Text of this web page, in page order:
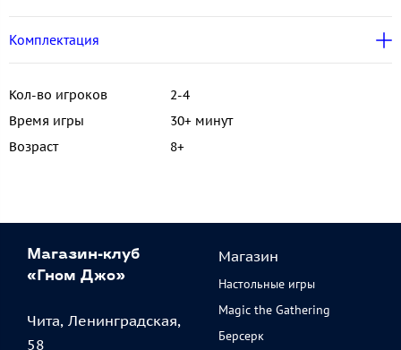
Комплектация
Кол-во игроков
2-4
Время игры
30+ минут
Возраст
8+
Магазин-клуб
«Гном Джо»
Чита, Ленинградская,
58
Магазин
Настольные игры
Magic the Gathering
Берсерк